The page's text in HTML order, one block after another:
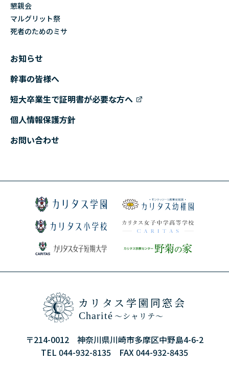
懇親会
マルグリット祭
死者のためのミサ
お知らせ
幹事の皆様へ
短大卒業生で証明書が必要な方へ
個人情報保護方針
お問い合わせ
カリタス学園同窓会
Charité ～シャリテ～
〒214-0012 神奈川県川崎市多摩区中野島4-6-2
TEL 044-932-8135 FAX 044-932-8435